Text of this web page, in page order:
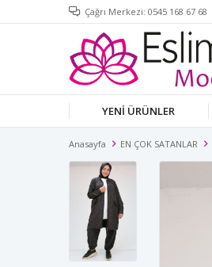
Çağrı Merkezi: 0545 168 67 68
YENİ ÜRÜNLER
Anasayfa EN ÇOK SATANLAR